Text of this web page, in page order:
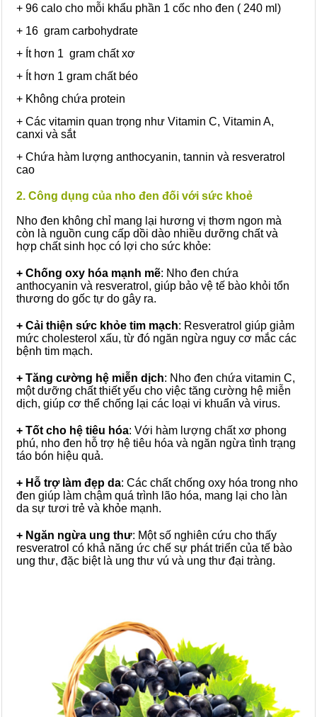
+ 96 calo cho mỗi khẩu phần 1 cốc nho đen ( 240 ml)
+ 16 gram carbohydrate
+ Ít hơn 1 gram chất xơ
+ Ít hơn 1 gram chất béo
+ Không chứa protein
+ Các vitamin quan trọng như Vitamin C, Vitamin A,
canxi và sắt
+ Chứa hàm lượng anthocyanin, tannin và resveratrol
cao
2. Công dụng của nho đen đối với sức khoẻ
Nho đen không chỉ mang lại hương vị thơm ngon mà
còn là nguồn cung cấp dồi dào nhiều dưỡng chất và
hợp chất sinh học có lợi cho sức khỏe:
+ Chống oxy hóa mạnh mẽ: Nho đen chứa
anthocyanin và resveratrol, giúp bảo vệ tế bào khỏi tổn
thương do gốc tự do gây ra.
+ Cải thiện sức khỏe tim mạch: Resveratrol giúp giảm
mức cholesterol xấu, từ đó ngăn ngừa nguy cơ mắc các
bệnh tim mạch.
+ Tăng cường hệ miễn dịch: Nho đen chứa vitamin C,
một dưỡng chất thiết yếu cho việc tăng cường hệ miễn
dịch, giúp cơ thể chống lại các loại vi khuẩn và virus.
+ Tốt cho hệ tiêu hóa: Với hàm lượng chất xơ phong
phú, nho đen hỗ trợ hệ tiêu hóa và ngăn ngừa tình trạng
táo bón hiệu quả.
+ Hỗ trợ làm đẹp da: Các chất chống oxy hóa trong nho
đen giúp làm chậm quá trình lão hóa, mang lại cho làn
da sự tươi trẻ và khỏe mạnh.
+ Ngăn ngừa ung thư: Một số nghiên cứu cho thấy
resveratrol có khả năng ức chế sự phát triển của tế bào
ung thư, đặc biệt là ung thư vú và ung thư đại tràng.